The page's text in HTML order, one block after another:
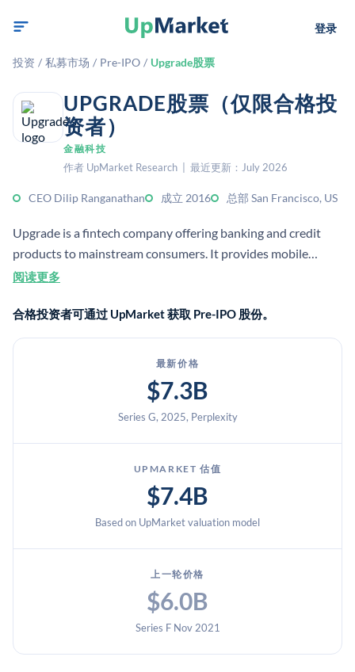
登录
投资 / 私募市场 / Pre-IPO / Upgrade股票
UPGRADE股票（仅限合格投
资者）
金融科技
作者 UpMarket Research | 最近更新：July 2026
CEO Dilip Ranganathan 成立 2016 总部 San Francisco, US
Upgrade is a fintech company offering banking and credit
products to mainstream consumers. It provides mobile
banking, personal loans, credit cards, BNPL, and financing
阅读更多
合格投资者可通过 UpMarket 获取 Pre-IPO 股份。
最新价格
$7.3B
Series G, 2025, Perplexity
UPMARKET 估值
$7.4B
Based on UpMarket valuation model
上一轮价格
$6.0B
Series F Nov 2021